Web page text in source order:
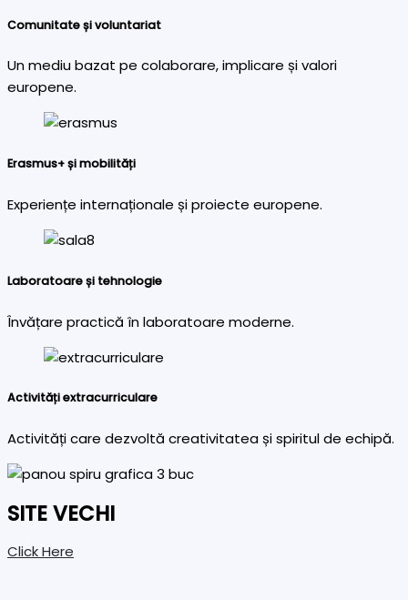
Comunitate și voluntariat
Un mediu bazat pe colaborare, implicare și valori
europene.
Erasmus+ și mobilități
Experiențe internaționale și proiecte europene.
Laboratoare și tehnologie
Învățare practică în laboratoare moderne.
Activități extracurriculare
Activități care dezvoltă creativitatea și spiritul de echipă.
SITE VECHI
Click Here